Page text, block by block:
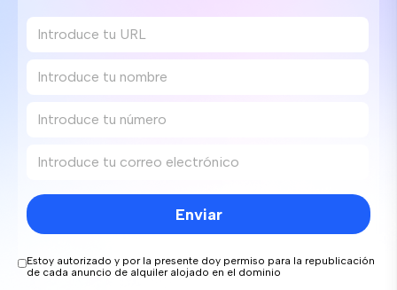
Enviar
Estoy autorizado y por la presente doy permiso para la republicación
de cada anuncio de alquiler alojado en el dominio